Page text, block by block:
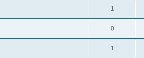
1
0
1